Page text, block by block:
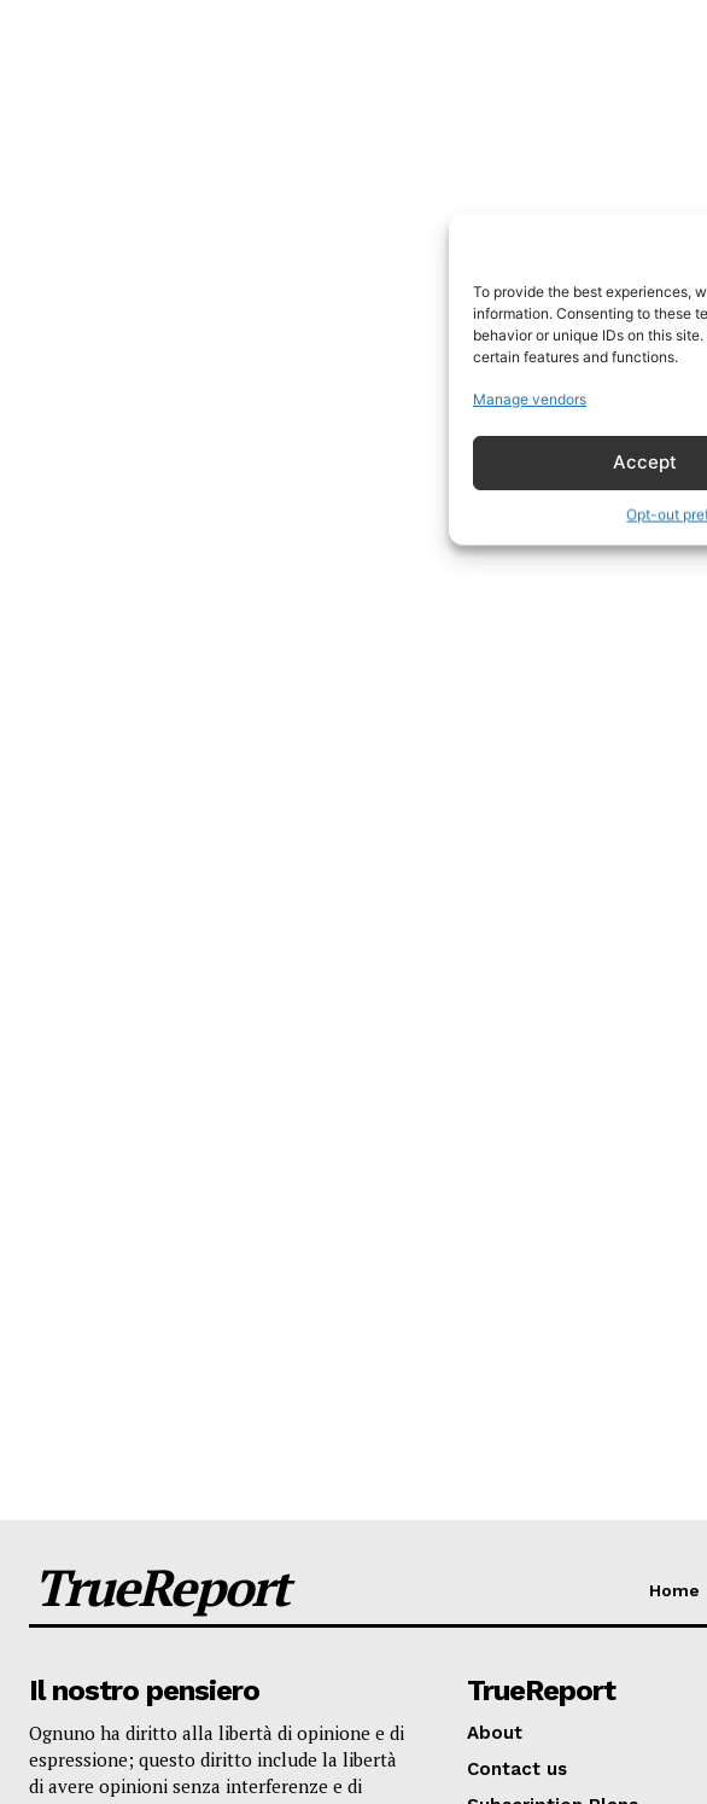
To provide the best experiences,
information. Consenting to these
behavior or unique IDs on this
certain features and functions.
Manage vendors
Accept
Opt-out
TrueReport Home
Il nostro pensiero
Ognuno ha diritto alla libertà di opinione e di
espressione; questo diritto include la libertà
di avere opinioni senza interferenze e di
TrueReport
About
Contact us